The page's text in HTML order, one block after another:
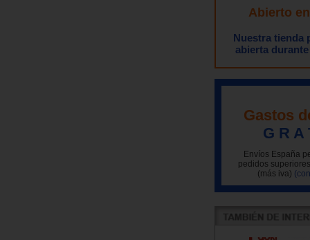
Abierto
Nuestra tienda
abierta
Gastos
G R A
Envíos España
pedidos
(más iva)